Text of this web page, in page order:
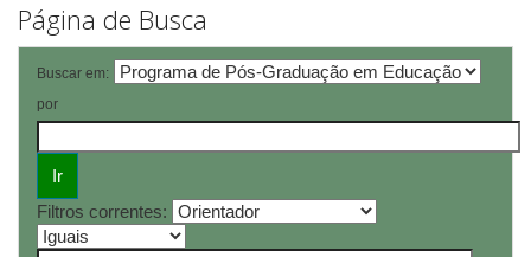
Página de Busca
Buscar em:
por
Filtros correntes: